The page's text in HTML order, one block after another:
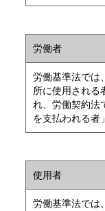
労働者
労働基準法では
所に使用される
れ、労働契約法
を支払われる者
使用者
労働基準法では